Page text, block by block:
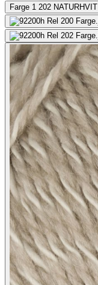
Farge 1 202 NATURHVIT